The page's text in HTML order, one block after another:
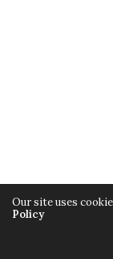
Our site uses
Policy